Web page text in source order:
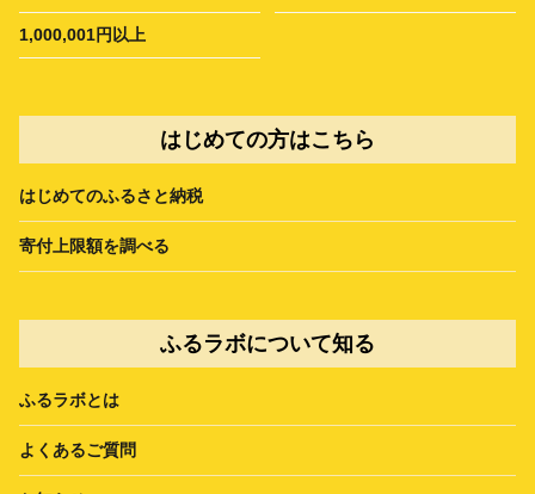
1,000,001円以上
はじめての方はこちら
はじめてのふるさと納税
寄付上限額を調べる
ふるラボについて知る
ふるラボとは
よくあるご質問